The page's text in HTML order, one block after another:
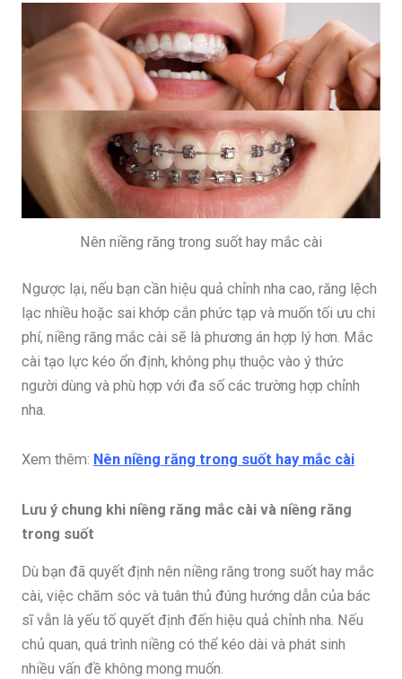
Nên niềng răng trong suốt hay mắc cài
Ngược lại, nếu bạn cần hiệu quả chỉnh nha cao, răng lệch
lạc nhiều hoặc sai khớp cắn phức tạp và muốn tối ưu chi
phí, niềng răng mắc cài sẽ là phương án hợp lý hơn. Mắc
cài tạo lực kéo ổn định, không phụ thuộc vào ý thức
người dùng và phù hợp với đa số các trường hợp chỉnh
nha.
Xem thêm: Nên niềng răng trong suốt hay mắc cài
Lưu ý chung khi niềng răng mắc cài và niềng răng
trong suốt
Dù bạn đã quyết định nên niềng răng trong suốt hay mắc
cài, việc chăm sóc và tuân thủ đúng hướng dẫn của bác
sĩ vẫn là yếu tố quyết định đến hiệu quả chỉnh nha. Nếu
chủ quan, quá trình niềng có thể kéo dài và phát sinh
nhiều vấn đề không mong muốn.